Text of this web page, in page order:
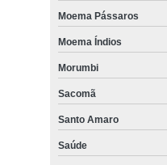
Moema Pássaros
Moema Índios
Morumbi
Sacomã
Santo Amaro
Saúde